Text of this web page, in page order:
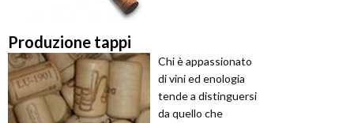
Produzione tappi
Chi è appassionato
di vini ed enologia
tende a distinguersi
da quello che